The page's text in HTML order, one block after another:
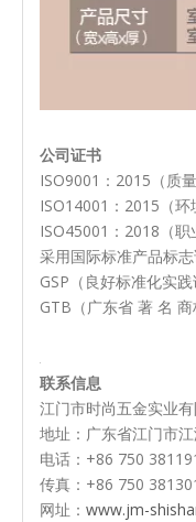
公司证书
ISO9001：2015（质量
ISO14001：2015（环
ISO45001：2018（职
采用国际标准产品标
GSP（良好标准化实践
GTB（广东省 著 名
联系信息
江门市时尚五金实业
地址：广东省江门市
电话：+86 750
传真：+86 750
网址： www.jm-